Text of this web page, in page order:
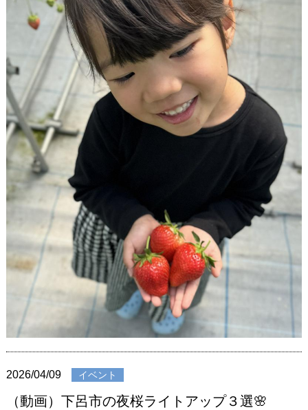
2026/04/09 イベント
（動画）下呂市の夜桜ライトアップ３選🌸